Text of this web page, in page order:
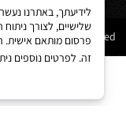
שלישיים, לצורך
פרסום מותאם
זה. לפרטים נוספים